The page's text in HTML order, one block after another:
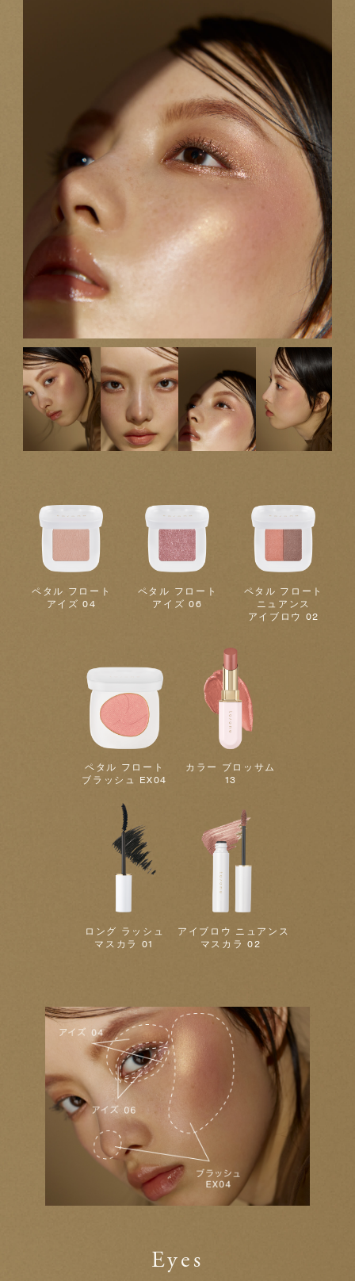
ペタル フロート
アイズ 04
ペタル フロート
アイズ 06
ペタル フロート
ニュアンス
アイブロウ 02
ペタル フロート
ブラッシュ EX04
カラー ブロッサム
13
ロング ラッシュ
マスカラ 01
アイブロウ ニュアンス
マスカラ 02
Eyes